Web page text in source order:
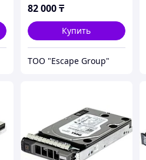
82 000₸
Купить
ТОО "Escape Group"